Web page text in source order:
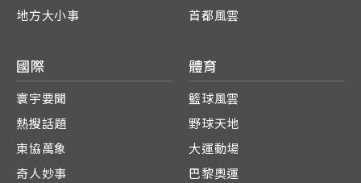
地方大小事
首都風雲
國際
寰宇要聞
熱搜話題
東協萬象
奇人妙事
體育
籃球風雲
野球天地
大運動場
巴黎奧運